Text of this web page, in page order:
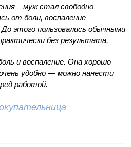
– муж стал свободно
от боли, воспаление
этого пользовались обычными
без результата.
и воспаление. Она хорошо
удобно — можно нанести
работой.